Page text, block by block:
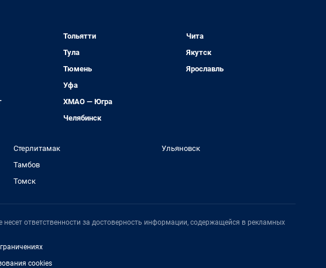
Тольятти
Тула
Тюмень
Уфа
ХМАО — Югра
Челябинск
Чита
Якутск
Ярославль
Стерлитамак
Тамбов
Томск
Ульяновск
несет ответственности за достоверность информации, содержащейся в рекламных
cookies